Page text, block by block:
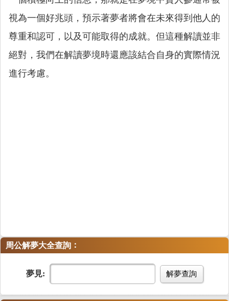
視為一個好兆頭，預示著夢者將會在未來得到他人的
尊重和認可，以及可能取得的成就。但這種解讀並非
絕對，我們在解讀夢境時還應該結合自身的實際情況
進行考慮。
周公解夢大全查詢 ：
夢見: 解夢查詢